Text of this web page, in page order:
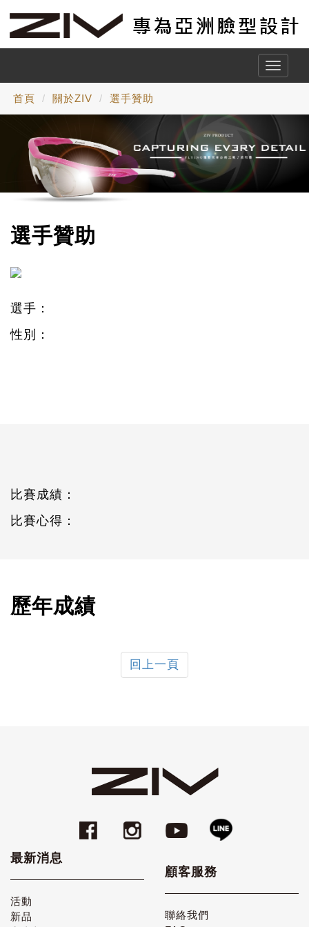
Toggle
首頁 關於ZIV 選手贊助
選手贊助
選手：
性別：
比賽成績：
比賽心得：
歷年成績
回上一頁
最新消息
活動
新品
顧客服務
聯絡我們